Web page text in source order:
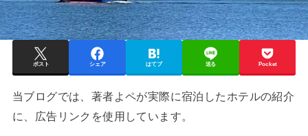
ポスト シェア はてブ 送る Pocket
当ブログでは、著者よペが実際に宿泊したホテルの紹介
に、広告リンクを使用しています。